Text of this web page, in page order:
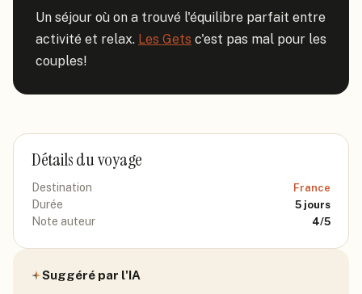
Un séjour où on a trouvé l'équilibre parfait entre
activité et relax. Les Gets c'est pas mal pour les
couples!
Détails du voyage
Destination France
Durée 5 jours
Note auteur 4/5
Suggéré par l'IA